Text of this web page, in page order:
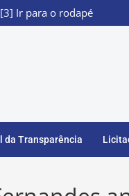
[3] Ir para o rodapé
da Transparência